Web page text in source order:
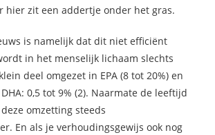
hier zit een addertje onder het gras.
is namelijk dat dit niet efficiënt
in het menselijk lichaam slechts
deel omgezet in EPA (8 tot 20%) en
0,5 tot 9% (2). Naarmate de leeftijd
omzetting steeds
En als je verhoudingsgewijs ook nog